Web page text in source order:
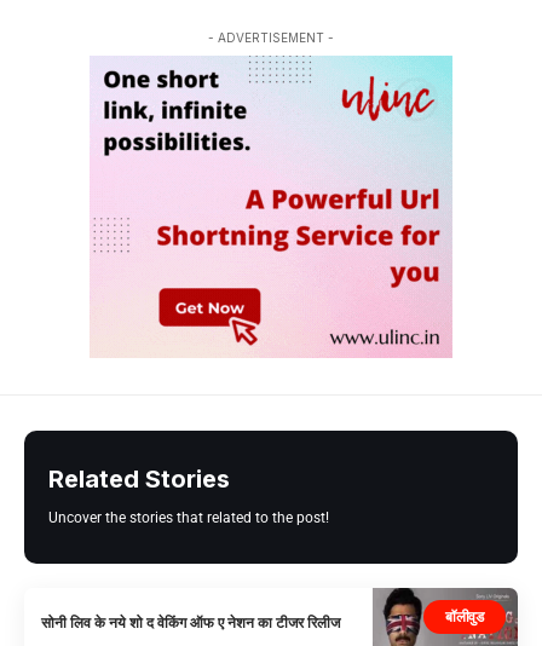
- ADVERTISEMENT -
Related Stories
Uncover the stories that related to the post!
बॉलीवुड
सोनी लिव के नये शो द वेकिंग ऑफ ए नेशन का टीजर रिलीज